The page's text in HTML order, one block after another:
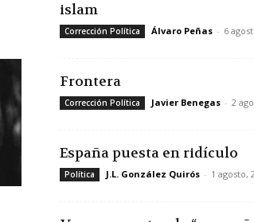
islam
Corrección Política Álvaro Peñas - 6
Frontera
Corrección Política Javier Benegas - 2
España puesta en ridículo
Política J.L. González Quirós - 1 agosto,